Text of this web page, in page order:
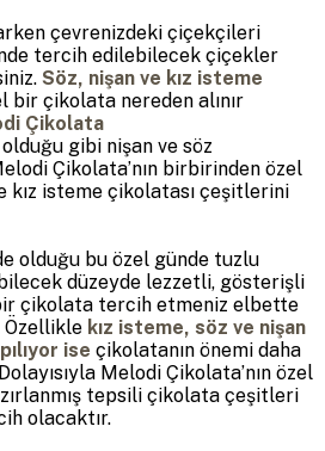
çevrenizdeki çiçekçileri
tercih edilebilecek çiçekler
Söz, nişan ve kız isteme
bir çikolata nereden alınır
Çikolata
gibi nişan ve söz
Çikolata’nın birbirinden özel
kız isteme çikolatası çeşitlerini
olduğu bu özel günde tuzlu
düzeyde lezzetli, gösterişli
çikolata tercih etmeniz elbette
Özellikle kız isteme, söz ve nişan
ise çikolatanın önemi daha
Melodi Çikolata’nın özel
tepsili çikolata çeşitleri
olacaktır.